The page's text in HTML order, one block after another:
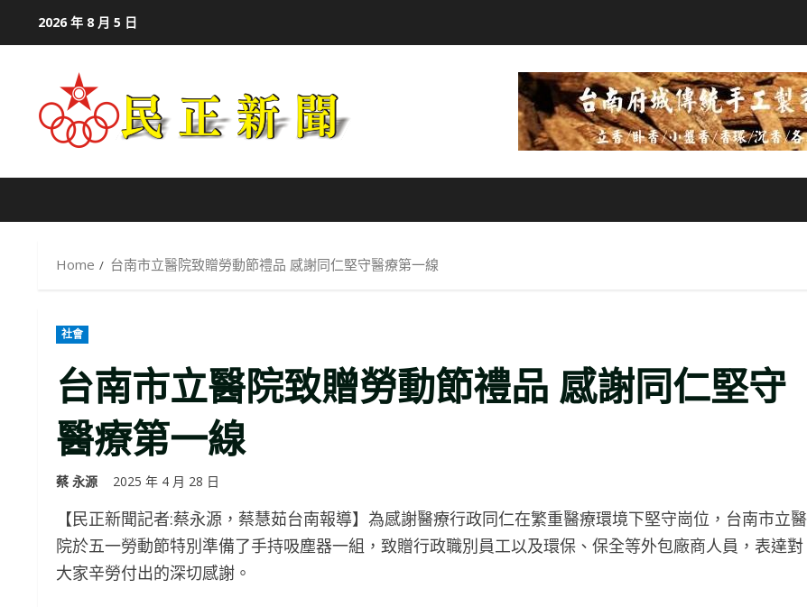
2026 年 8 月 5 日
Home 台南市立醫院致贈勞動節禮品 感謝同仁堅守醫療第一線
社會
台南市立醫院致贈勞動節禮品 感謝同仁堅守
醫療第一線
蔡 永源 2025 年 4 月 28 日
【民正新聞記者:蔡永源，蔡慧茹台南報導】為感謝醫療行政同仁在繁重醫療環境下堅守崗位，台南市立醫
院於五一勞動節特別準備了手持吸塵器一組，致贈行政職別員工以及環保、保全等外包廠商人員，表達對
大家辛勞付出的深切感謝。